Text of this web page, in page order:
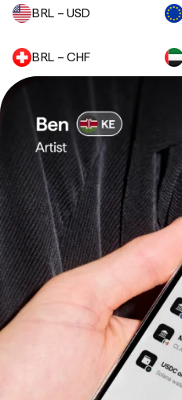
BRL – USD
BRL – CHF